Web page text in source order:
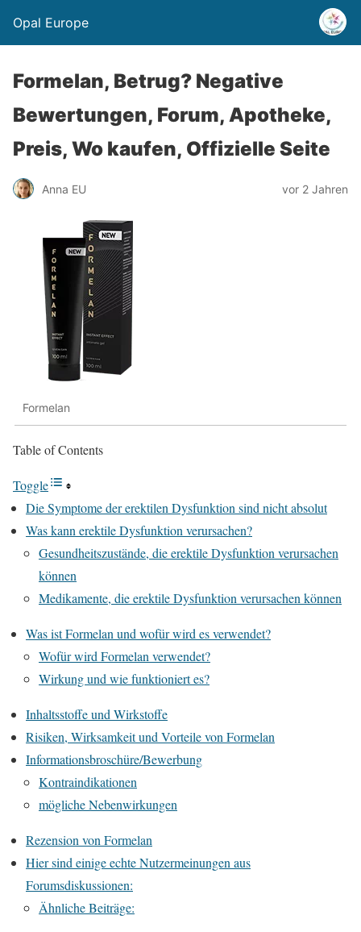
Opal Europe
Formelan, Betrug? Negative
Bewertungen, Forum, Apotheke,
Preis, Wo kaufen, Offizielle Seite
Anna EU vor 2 Jahren
Formelan
Table of Contents
Toggle
Die Symptome der erektilen Dysfunktion sind nicht absolut
Was kann erektile Dysfunktion verursachen?
Gesundheitszustände, die erektile Dysfunktion verursachen
können
Medikamente, die erektile Dysfunktion verursachen können
Was ist Formelan und wofür wird es verwendet?
Wofür wird Formelan verwendet?
Wirkung und wie funktioniert es?
Inhaltsstoffe und Wirkstoffe
Risiken, Wirksamkeit und Vorteile von Formelan
Informationsbroschüre/Bewerbung
Kontraindikationen
mögliche Nebenwirkungen
Rezension von Formelan
Hier sind einige echte Nutzermeinungen aus
Forumsdiskussionen:
Ähnliche Beiträge: